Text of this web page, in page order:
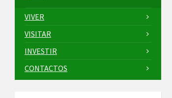
VIVER
VISITAR
INVESTIR
CONTACTOS